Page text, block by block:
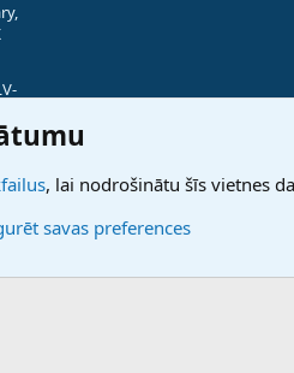
, lai nodrošinātu šīs vietnes
savas preferences